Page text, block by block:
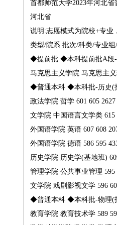
首都师范大学2023年河北
河北省
说明:志愿模式为院校+专业
类型/院系 批次/科类/专业组
◆提前批 ◆本科提前批A段
马克思主义学院 马克思主
◆普通本科 ◆本科批-历史(
政法学院 哲学 601 605 2627
文学院 中国语言文学类 615
外国语学院 英语 607 608
外国语学院 德语 586 595
历史学院 历史学(基地班)
管理学院 公共事业管理 595
文学院 戏剧影视文学 596
◆普通本科 ◆本科批-物理(
教育学院 教育技术学 589